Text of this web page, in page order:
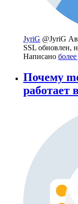
JyriG @JyriG
SSL обновлен,
Написано
Почему
работает